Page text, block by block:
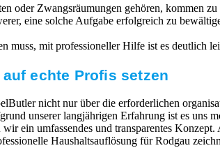
oder Zwangsräumungen gehören, kommen
eine solche Aufgabe erfolgreich zu
muss, mit professioneller Hilfe ist es deutlich
echte Profis setzen
nicht nur über die erforderlichen
unserer langjährigen Erfahrung ist es
ein umfassendes und transparentes
Haushaltsauflösung für Rodgau⁠